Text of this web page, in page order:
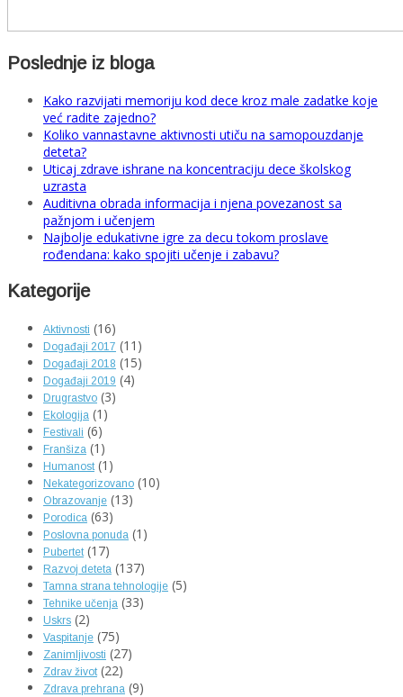
Poslednje iz bloga
Kako razvijati memoriju kod dece kroz male zadatke koje
već radite zajedno?
Koliko vannastavne aktivnosti utiču na samopouzdanje
deteta?
Uticaj zdrave ishrane na koncentraciju dece školskog
uzrasta
Auditivna obrada informacija i njena povezanost sa
pažnjom i učenjem
Najbolje edukativne igre za decu tokom proslave
rođendana: kako spojiti učenje i zabavu?
Kategorije
Aktivnosti (16)
Događaji 2017 (11)
Događaji 2018 (15)
Događaji 2019 (4)
Drugrastvo (3)
Ekologija (1)
Festivali (6)
Franšiza (1)
Humanost(1)
Nekategorizovano (10)
Obrazovanje (13)
Porodica (63)
Poslovna ponuda (1)
Pubertet(17)
Razvoj deteta (137)
Tamna strana tehnologije (5)
Tehnike učenja (33)
Uskrs (2)
Vaspitanje (75)
Zanimljivosti (27)
Zdrav život(22)
Zdrava prehrana (9)